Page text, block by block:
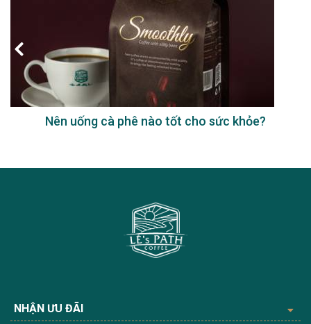
Nên uống cà phê nào tốt cho sức khỏe?
NHẬN ƯU ĐÃI